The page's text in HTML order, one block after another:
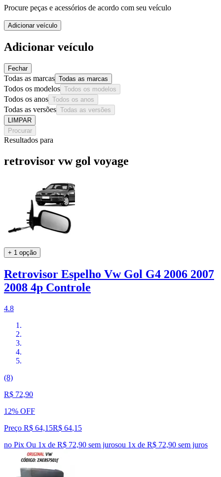
Procure peças e acessórios de acordo com seu veículo
Adicionar veículo
Adicionar veículo
Fechar
Todas as marcas Todas as marcas
Todos os modelos Todos os modelos
Todos os anos Todos os anos
Todas as versões Todas as versões
LIMPAR
Procurar
Resultados para
retrovisor vw gol voyage
+ 1 opção
Retrovisor Espelho Vw Gol G4 2006 2007
2008 4p Controle
4.8
(8)
R$ 72,90
12% OFF
Preço R$ 64,15R$ 64,15
no Pix Ou 1x de R$ 72,90 sem jurosou 1x de R$ 72,90 sem juros